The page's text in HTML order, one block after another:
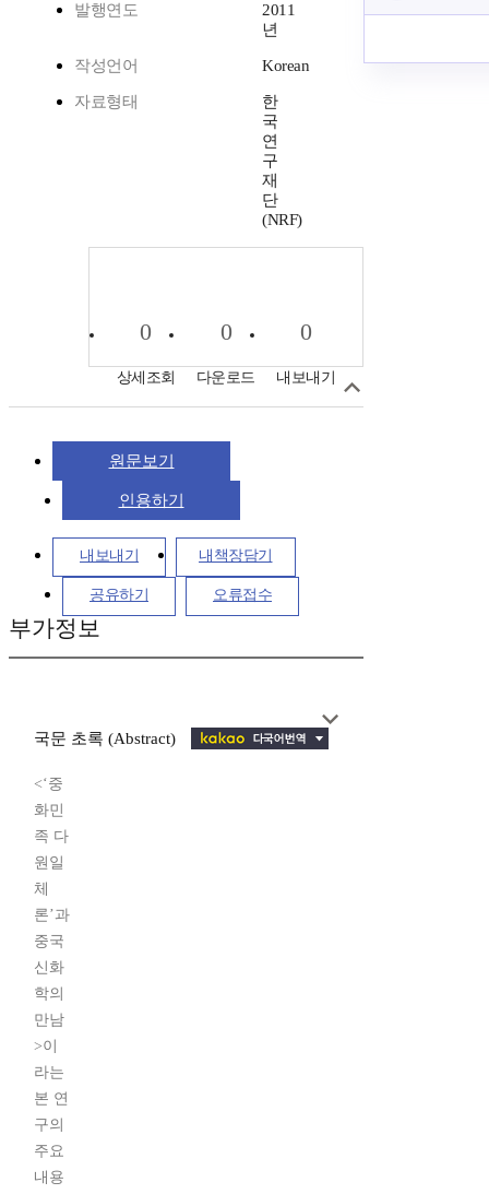
발행연도
2011
년
작성언어 Korean
자료형태
한
국
연
구
재
단
(NRF)
0
상세조회
0
다운로드
0
내보내기
원문보기
인용하기
내보내기 내책장담기
공유하기 오류접수
부가정보
국문 초록 (Abstract)
<‘중
화민
족 다
원일
체
론’과
중국
신화
학의
만남
>이
라는
본 연
구의
주요
내용